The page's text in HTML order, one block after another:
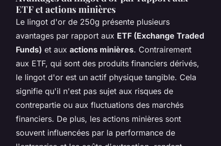
ETF et actions minières
Le lingot d'or de 250g présente plusieurs
avantages par rapport aux ETF (Exchange Traded
Funds) et aux actions minières. Contrairement
aux ETF, qui sont des produits financiers dérivés,
le lingot d'or est un actif physique tangible. Cela
signifie qu'il n'est pas sujet aux risques de
contrepartie ou aux fluctuations des marchés
financiers. De plus, les actions minières sont
souvent influencées par la performance de